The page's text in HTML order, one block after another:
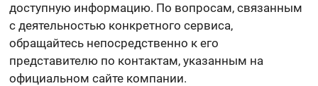
доступную информацию. По вопросам, связанным
с деятельностью конкретного сервиса,
обращайтесь непосредственно к его
представителю по контактам, указанным на
официальном сайте компании.